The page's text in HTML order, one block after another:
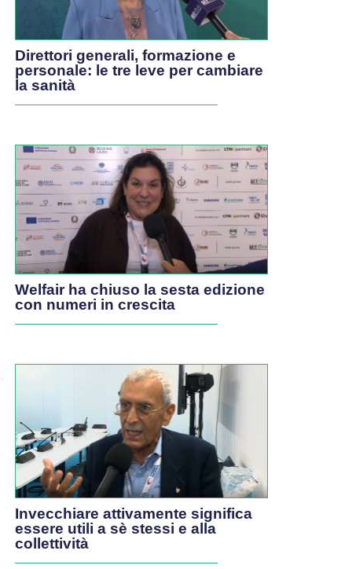
Direttori generali, formazione e
personale: le tre leve per cambiare
la sanità
Welfair ha chiuso la sesta edizione
con numeri in crescita
Invecchiare attivamente significa
essere utili a sè stessi e alla
collettività